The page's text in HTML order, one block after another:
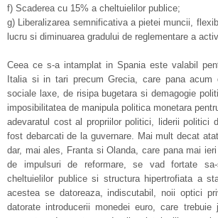
f) Scaderea cu 15% a cheltuielilor publice;
g) Liberalizarea semnificativa a pietei muncii,
lucru si diminuarea gradului de reglementare a
Ceea ce s-a intamplat in Spania este valabil
Italia si in tari precum Grecia, care pana acum
sociale laxe, de risipa bugetara si demagogie
imposibilitatea de manipula politica monetara
adevaratul cost al propriilor politici, liderii politici
fost debarcati de la guvernare. Mai mult decat
dar, mai ales, Franta si Olanda, care pana mai
de impulsuri de reformare, se vad fortate sa-
cheltuielilor publice si structura hipertrofiata a
acestea se datoreaza, indiscutabil, noii optici
datorate introducerii monedei euro, care